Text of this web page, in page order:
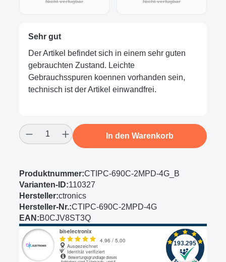
Nicht verfügbar(Diese Option ist zurzeit nicht verfügbar.)
Nicht verfügbar(Diese Option ist
Sehr gut
Der Artikel befindet sich in einem sehr guten
gebrauchten Zustand. Leichte
Gebrauchsspuren koennen vorhanden sein,
technisch ist der Artikel einwandfrei.
Produkt Anzahl: Gib den gewünschten
In den Warenkorb
Produktnummer:CTIPC-690C-2MPD-4G_B
Varianten-ID:110327
Hersteller:ctronics
Hersteller-Nr.:CTIPC-690C-2MPD-4G
EAN:B0CJV8ST3Q